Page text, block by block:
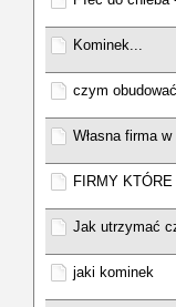
Kominek...
czym
Własna firma
FIRMY
Jak utrzymać
jaki kominek